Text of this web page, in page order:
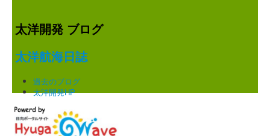
太洋開発 ブログ
太洋航海日誌
過去のブログ
太洋開発HP